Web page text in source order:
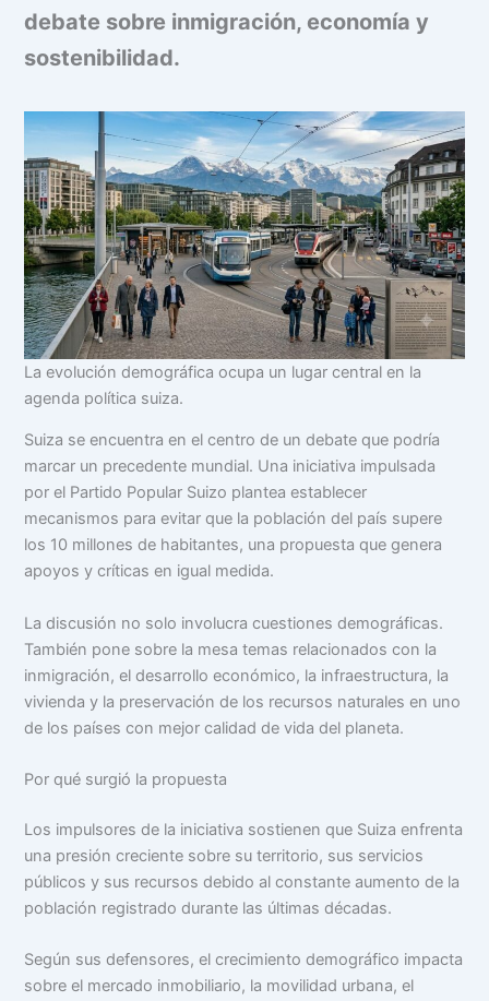
debate sobre inmigración, economía y
sostenibilidad.
La evolución demográfica ocupa un lugar central en la
agenda política suiza.
Suiza se encuentra en el centro de un debate que podría
marcar un precedente mundial. Una iniciativa impulsada
por el Partido Popular Suizo plantea establecer
mecanismos para evitar que la población del país supere
los 10 millones de habitantes, una propuesta que genera
apoyos y críticas en igual medida.
La discusión no solo involucra cuestiones demográficas.
También pone sobre la mesa temas relacionados con la
inmigración, el desarrollo económico, la infraestructura, la
vivienda y la preservación de los recursos naturales en uno
de los países con mejor calidad de vida del planeta.
Por qué surgió la propuesta
Los impulsores de la iniciativa sostienen que Suiza enfrenta
una presión creciente sobre su territorio, sus servicios
públicos y sus recursos debido al constante aumento de la
población registrado durante las últimas décadas.
Según sus defensores, el crecimiento demográfico impacta
sobre el mercado inmobiliario, la movilidad urbana, el